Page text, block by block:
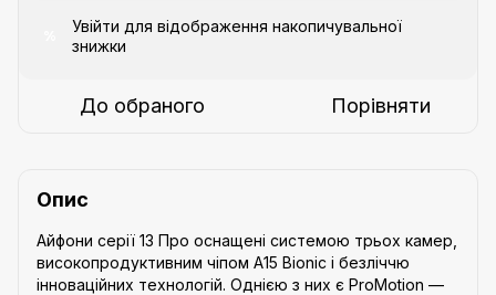
Увійти для відображення накопичувальної
знижки
До обраного Порівняти
Опис
Айфони серії 13 Про оснащені системою трьох камер,
високопродуктивним чіпом A15 Bionic і безліччю
інноваційних технологій. Однією з них є ProMotion —